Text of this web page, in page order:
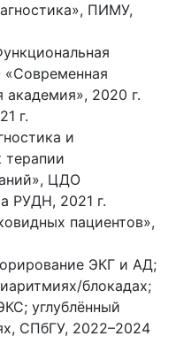
ПИМУ,
академия», 2020 г.
г.
и
ЦДО
РУДН, 2021 г.
пациентов»,
ЭКГ и АД;
блокадах;
углублённый
СПбГУ, 2022–2024